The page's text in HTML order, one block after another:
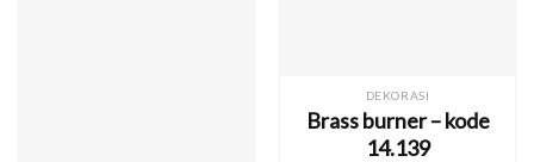
DEKORASI
Brass burner – kode
14.139